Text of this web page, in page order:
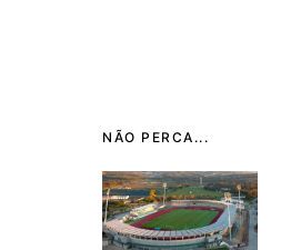
NÃO PERCA...